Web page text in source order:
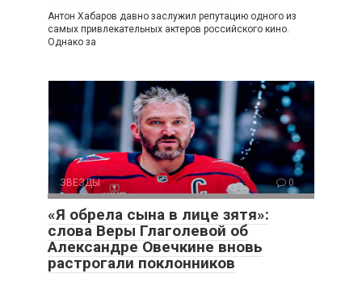
Антон Хабаров давно заслужил репутацию одного из
самых привлекательных актеров российского кино.
Однако за
ЗВЕЗДЫ 0
«Я обрела сына в лице зятя»:
слова Веры Глаголевой об
Александре Овечкине вновь
растрогали поклонников